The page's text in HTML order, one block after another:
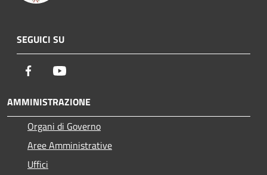
SEGUICI SU
Facebook
AMMINISTRAZIONE
Organi di Governo
Aree Amministrative
Uffici